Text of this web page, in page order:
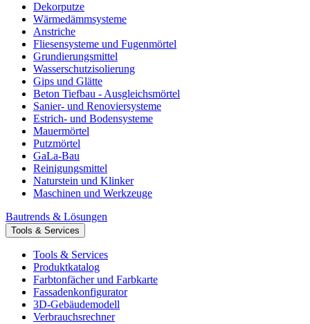
Dekorputze
Wärmedämmsysteme
Anstriche
Fliesensysteme und Fugenmörtel
Grundierungsmittel
Wasserschutzisolierung
Gips und Glätte
Beton Tiefbau - Ausgleichsmörtel
Sanier- und Renoviersysteme
Estrich- und Bodensysteme
Mauermörtel
Putzmörtel
GaLa-Bau
Reinigungsmittel
Naturstein und Klinker
Maschinen und Werkzeuge
Bautrends & Lösungen
Tools & Services
Tools & Services
Produktkatalog
Farbtonfächer und Farbkarte
Fassadenkonfigurator
3D-Gebäudemodell
Verbrauchsrechner